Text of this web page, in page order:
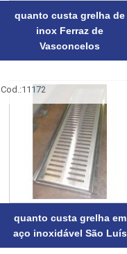
quanto custa grelha de
inox Ferraz de
Vasconcelos
Cod.:11172
quanto custa grelha em
aço inoxidável São Luís